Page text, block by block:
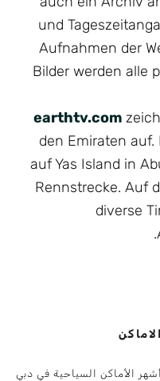
und
Aufnahmen der
Bilder werden alle
earthtv.com
den Emiraten auf.
auf Yas Island in
Rennstrecke. Auf
diverse
الاماكن
أشهر الأماكن السياحية في دبي